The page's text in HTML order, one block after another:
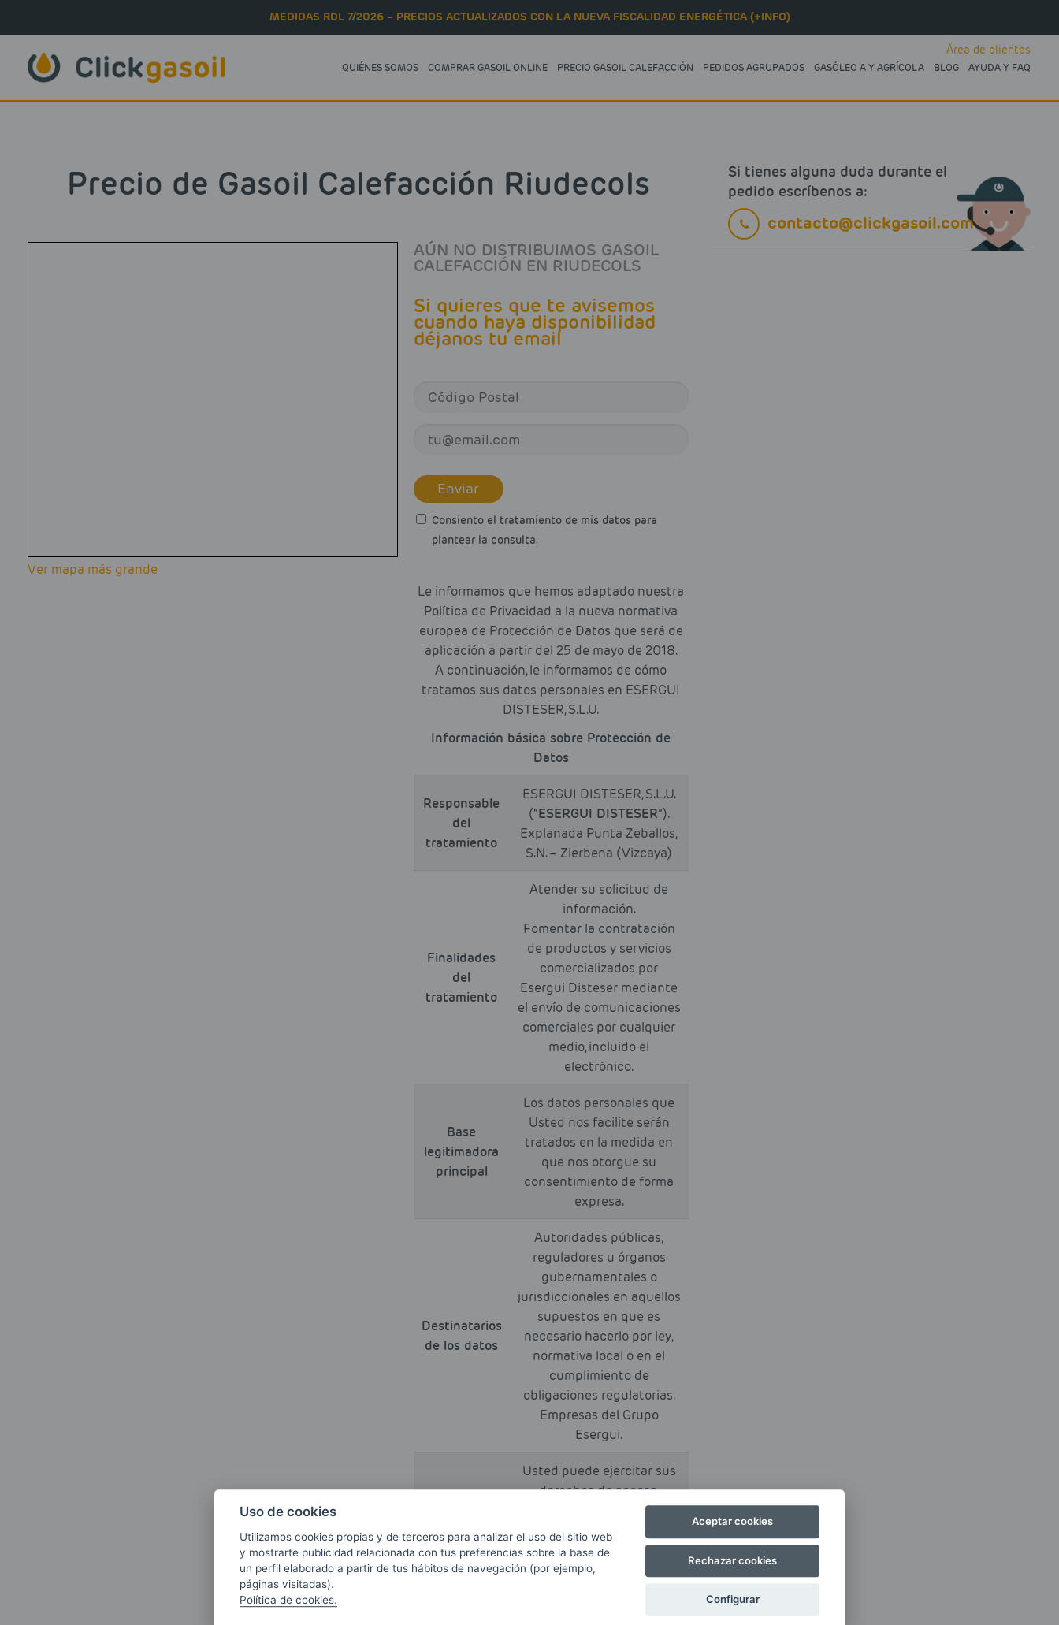
MEDIDAS RDL 7/2026 – PRECIOS ACTUALIZADOS CON LA NUEVA FISCALIDAD ENERGÉTICA (+INFO)
QUIÉNES SOMOS COMPRAR GASOIL ONLINE PRECIO GASOIL CALEFACCIÓN PEDIDOS AGRUPADOS GASÓLEO A Y AGRÍCOLA BLOG AYUDA Y FAQ
Área de clientes
Precio de Gasoil Calefacción Riudecols
Ver mapa más grande
AÚN NO DISTRIBUIMOS GASOIL
CALEFACCIÓN EN RIUDECOLS
Si quieres que te avisemos
cuando haya disponibilidad
déjanos tu email
Enviar
Consiento el tratamiento de mis datos para
plantear la consulta.
Le informamos que hemos adaptado nuestra
Política de Privacidad a la nueva normativa
europea de Protección de Datos que será de
aplicación a partir del 25 de mayo de 2018.
A continuación, le informamos de cómo
tratamos sus datos personales en ESERGUI
DISTESER, S.L.U.
Información básica sobre Protección de
Datos
Responsable
del
tratamiento
ESERGUI DISTESER, S.L.U.
(“ESERGUI DISTESER”).
Explanada Punta Zeballos,
S.N. – Zierbena (Vizcaya)
Finalidades
del
tratamiento
Atender su solicitud de
información.
Fomentar la contratación
de productos y servicios
comercializados por
Esergui Disteser mediante
el envío de comunicaciones
comerciales por cualquier
medio, incluido el
electrónico.
Base
legitimadora
principal
Los datos personales que
Usted nos facilite serán
tratados en la medida en
que nos otorgue su
consentimiento de forma
expresa.
Destinatarios
de los datos
Autoridades públicas,
reguladores u órganos
gubernamentales o
jurisdiccionales en aquellos
supuestos en que es
necesario hacerlo por ley,
normativa local o en el
cumplimiento de
obligaciones regulatorias.
Empresas del Grupo
Esergui.
Derechos de
protección
Usted puede ejercitar sus
derechos de acceso,
rectificación, supresión,
limitación u oposición al
tratamiento de datos,
portabilidad de datos, y a
Si tienes alguna duda durante el
pedido escríbenos a:
contacto@clickgasoil.com
Uso de cookies
Utilizamos cookies propias y de terceros para analizar el uso del sitio web
y mostrarte publicidad relacionada con tus preferencias sobre la base de
un perfil elaborado a partir de tus hábitos de navegación (por ejemplo,
páginas visitadas).
Política de cookies.
Aceptar cookies
Rechazar cookies
Configurar